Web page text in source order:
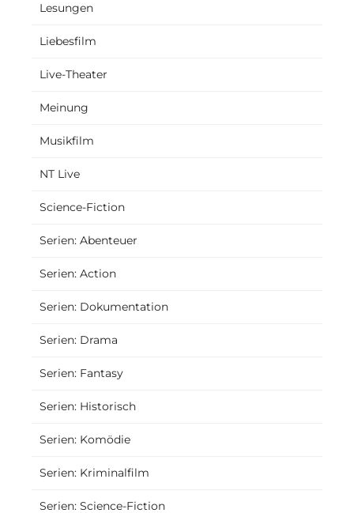
Lesungen
Liebesfilm
Live-Theater
Meinung
Musikfilm
NT Live
Science-Fiction
Serien: Abenteuer
Serien: Action
Serien: Dokumentation
Serien: Drama
Serien: Fantasy
Serien: Historisch
Serien: Komödie
Serien: Kriminalfilm
Serien: Science-Fiction